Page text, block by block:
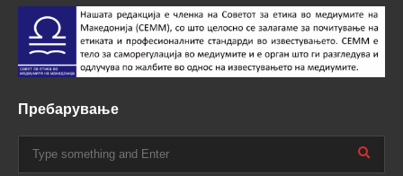
Пребарување